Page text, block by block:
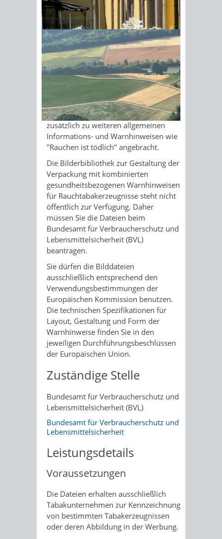
Sonnenschein am Morgen im
Ahornwald
Warnhinweis inklusive dazugehörigem
Bild. Ein Beispiel ist: "Rauchen
verursacht tödlichen Lungenkrebs" mit
dem Bildmotiv einer sogenannten
Raucherlunge.
Als verpflichtendes
Kennzeichnungselement müssen die
Bild-Warnhinweise jeweils zwei Drittel
der Vorder- und Rückseite der
Verpackung einnehmen. Sie werden
zusätzlich zu weiteren allgemeinen
Informations- und Warnhinweisen wie
"Rauchen ist tödlich" angebracht.
Die Bilderbibliothek zur Gestaltung der
Verpackung mit kombinierten
gesundheitsbezogenen Warnhinweisen
für Rauchtabakerzeugnisse steht nicht
öffentlich zur Verfügung. Daher
müssen Sie die Dateien beim
Bundesamt für Verbraucherschutz und
Lebensmittelsicherheit (BVL)
beantragen.
Sie dürfen die Bilddateien
ausschließlich entsprechend den
Verwendungsbestimmungen der
Europäischen Kommission benutzen.
Die technischen Spezifikationen für
Layout, Gestaltung und Form der
Warnhinweise finden Sie in den
jeweiligen Durchführungsbeschlüssen
der Europäischen Union.
Zuständige Stelle
Bundesamt für Verbraucherschutz und
Lebensmittelsicherheit (BVL)
Bundesamt für Verbraucherschutz und
Lebensmittelsicherheit
Leistungsdetails
Voraussetzungen
Die Dateien erhalten ausschließlich
Tabakunternehmen zur Kennzeichnung
von bestimmten Tabakerzeugnissen
oder deren Abbildung in der Werbung.